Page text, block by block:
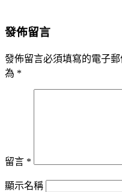
發佈留言
發佈留言必須填寫的電子郵
為 *
留言 *
顯示名稱